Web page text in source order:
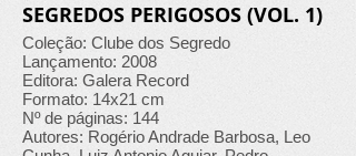
SEGREDOS PERIGOSOS (VOL. 1)
Coleção: Clube dos Segredo
Lançamento: 2008
Editora: Galera Record
Formato: 14x21 cm
Nº de páginas: 144
Autores: Rogério Andrade Barbosa, Leo